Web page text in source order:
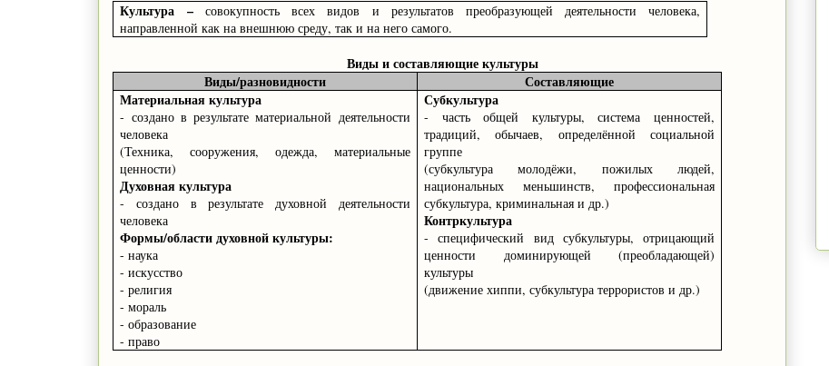
Культура–совокупность всех видов и результатов преобразующей деятельности человека,
направленной как на внешнюю среду, так и на него самого.
Виды и составляющие культуры
Виды/разновидности
Составляющие
Материальная культура
- создано в результате материальной деятельности
человека
(Техника, сооружения, одежда, материальные
ценности)
Духовная культура
- создано в результате духовной деятельности
человека
Формы/области духовной культуры:
- наука
- искусство
- религия
- мораль
- образование
- право
Субкультура
- часть общей культуры, система ценностей,
традиций, обычаев, определённой социальной
группе
(субкультура молодёжи, пожилых людей,
национальных меньшинств, профессиональная
субкультура, криминальная и др.)
Контркультура
- специфический вид субкультуры, отрицающий
ценности доминирующей (преобладающей)
культуры
(движение хиппи, субкультура террористов и др.)